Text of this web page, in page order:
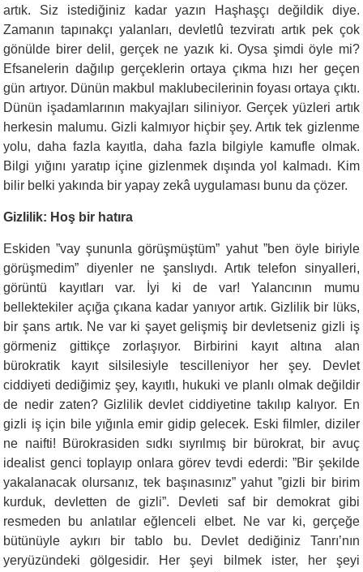
artık. Siz istediğiniz kadar yazın Haşhaşçı değildik diye.
Zamanın tapınakçı yalanları, devletlû tezviratı artık pek çok
gönülde birer delil, gerçek ne yazık ki. Oysa şimdi öyle mi?
Efsanelerin dağılıp gerçeklerin ortaya çıkma hızı her geçen
gün artıyor. Dünün makbul maklubecilerinin foyası ortaya çıktı.
Dünün işadamlarının makyajları siliniyor. Gerçek yüzleri artık
herkesin malumu. Gizli kalmıyor hiçbir şey. Artık tek gizlenme
yolu, daha fazla kayıtla, daha fazla bilgiyle kamufle olmak.
Bilgi yığını yaratıp içine gizlenmek dışında yol kalmadı. Kim
bilir belki yakında bir yapay zekâ uygulaması bunu da çözer.
Gizlilik: Hoş bir hatıra
Eskiden ”vay şununla görüşmüştüm” yahut ”ben öyle biriyle
görüşmedim” diyenler ne şanslıydı. Artık telefon sinyalleri,
görüntü kayıtları var. İyi ki de var! Yalancının mumu
bellektekiler açığa çıkana kadar yanıyor artık. Gizlilik bir lüks,
bir şans artık. Ne var ki şayet gelişmiş bir devletseniz gizli iş
görmeniz gittikçe zorlaşıyor. Birbirini kayıt altına alan
bürokratik kayıt silsilesiyle tescilleniyor her şey. Devlet
ciddiyeti dediğimiz şey, kayıtlı, hukuki ve planlı olmak değildir
de nedir zaten? Gizlilik devlet ciddiyetine takılıp kalıyor. En
gizli iş için bile yığınla emir gidip gelecek. Eski filmler, diziler
ne naifti! Bürokrasiden sıdkı sıyrılmış bir bürokrat, bir avuç
idealist genci toplayıp onlara görev tevdi ederdi: ”Bir şekilde
yakalanacak olursanız, tek başınasınız” yahut ”gizli bir birim
kurduk, devletten de gizli”. Devleti saf bir demokrat gibi
resmeden bu anlatılar eğlenceli elbet. Ne var ki, gerçeğe
bütünüyle aykırı bir tablo bu. Devlet dediğiniz Tanrı’nın
yeryüzündeki gölgesidir. Her şeyi bilmek ister, her şeyi